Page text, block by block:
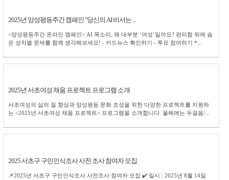
2025년 양성평등주간 캠페인 "당신의 AI 비서는 ...
<양성평등주간 온라인 캠페인> AI 목소리, 왜 대부분 ‘여성’일까요? 편리함 뒤에 숨
은 성차별 문제를 함께 생각해보세요! - 카드뉴스 확인하기 - 투표 참여하기 *...
2025년 서초여성 채움 프로젝트 프로그램 소개
서초여성의 삶의 질 향상과 양성평등 문화 조성을 위한 다양한 프로젝트를 지원하
는 <2025년 서초여성 채움 프로젝트> 프로그램을 소개합니다. 올해에는 두걸음/...
2025 서초구 구민인식조사 사전 조사 참여자 모집
📌2025년 서초구 구민인식조사 사전조사 참여자 모집 ✔️ 일시 : 2025년 8월 14일